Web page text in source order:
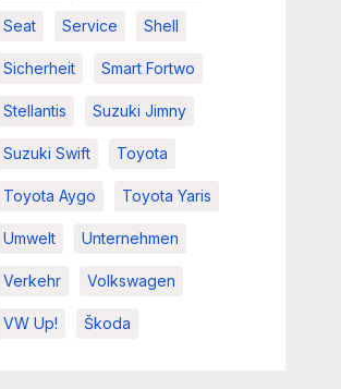
Seat Service Shell
Sicherheit Smart Fortwo
Stellantis Suzuki Jimny
Suzuki Swift Toyota
Toyota Aygo Toyota Yaris
Umwelt Unternehmen
Verkehr Volkswagen
VW Up! Škoda